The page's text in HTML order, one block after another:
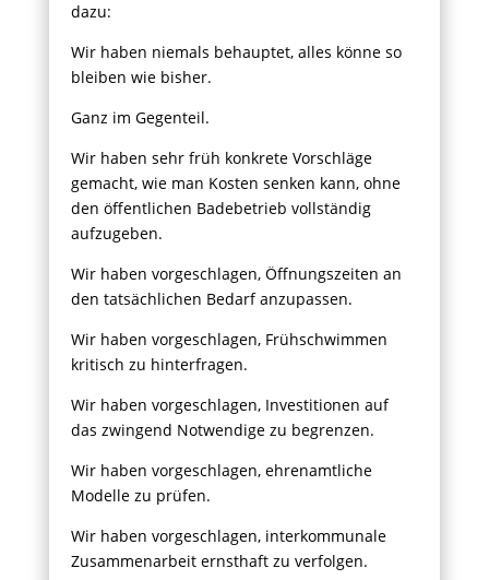
dazu:
Wir haben niemals behauptet, alles könne so
bleiben wie bisher.
Ganz im Gegenteil.
Wir haben sehr früh konkrete Vorschläge
gemacht, wie man Kosten senken kann, ohne
den öffentlichen Badebetrieb vollständig
aufzugeben.
Wir haben vorgeschlagen, Öffnungszeiten an
den tatsächlichen Bedarf anzupassen.
Wir haben vorgeschlagen, Frühschwimmen
kritisch zu hinterfragen.
Wir haben vorgeschlagen, Investitionen auf
das zwingend Notwendige zu begrenzen.
Wir haben vorgeschlagen, ehrenamtliche
Modelle zu prüfen.
Wir haben vorgeschlagen, interkommunale
Zusammenarbeit ernsthaft zu verfolgen.